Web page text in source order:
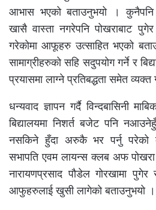
आभास भएको बताउनुभयो । कुनैपनि
खासै वास्ता नगरेपनि पोखराबाट
गरेकोमा आफूहरु उत्साहित भएको
सामाग्रीहरुको सहि सदुपयोग गर्ने र
प्रयासमा लाग्ने प्रतिबद्धता समेत व्यक्त
धन्यवाद ज्ञापन गर्दै विन्दबासिनी
बिद्यालयमा निशर्त बजेट पनि
नसकिने हुँदा अरुकै भर पर्नु परेको
सभापति एवम लायन्स क्लब अफ पोखरा
नारायणप्रसाद पौडेल गोरखामा पुगेर
आफुहरुलाई खुसी लागेको बताउनुभयो ।